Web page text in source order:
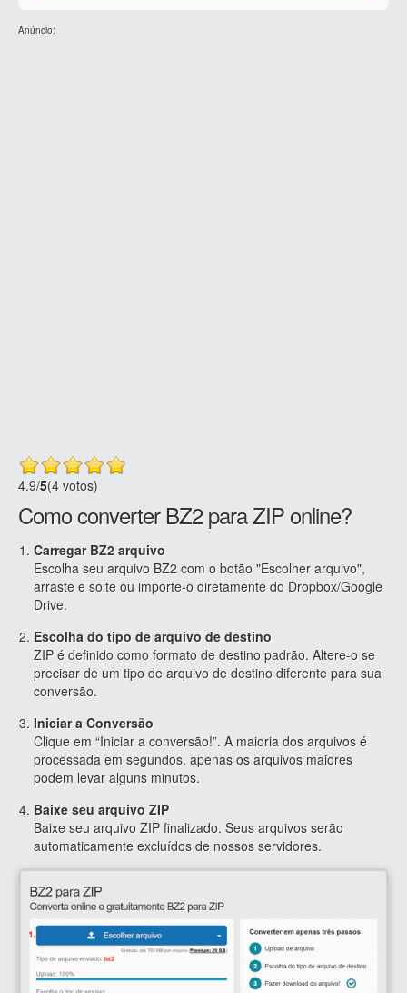
Anúncio:
4.9/5(4 votos)
Como converter BZ2 para ZIP online?
Carregar BZ2 arquivo
Escolha seu arquivo BZ2 com o botão "Escolher arquivo",
arraste e solte ou importe-o diretamente do Dropbox/Google
Drive.
Escolha do tipo de arquivo de destino
ZIP é definido como formato de destino padrão. Altere-o se
precisar de um tipo de arquivo de destino diferente para sua
conversão.
Iniciar a Conversão
Clique em “Iniciar a conversão!”. A maioria dos arquivos é
processada em segundos, apenas os arquivos maiores
podem levar alguns minutos.
Baixe seu arquivo ZIP
Baixe seu arquivo ZIP finalizado. Seus arquivos serão
automaticamente excluídos de nossos servidores.